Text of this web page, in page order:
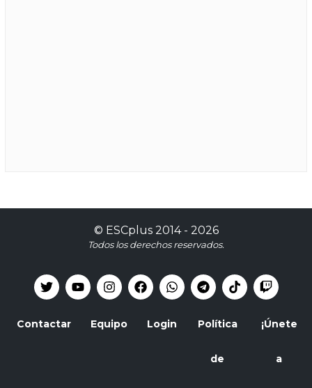
© ESCplus2014 - 2026
Todos los derechos reservados.
Contactar Equipo Login Política
de
¡Únete
a